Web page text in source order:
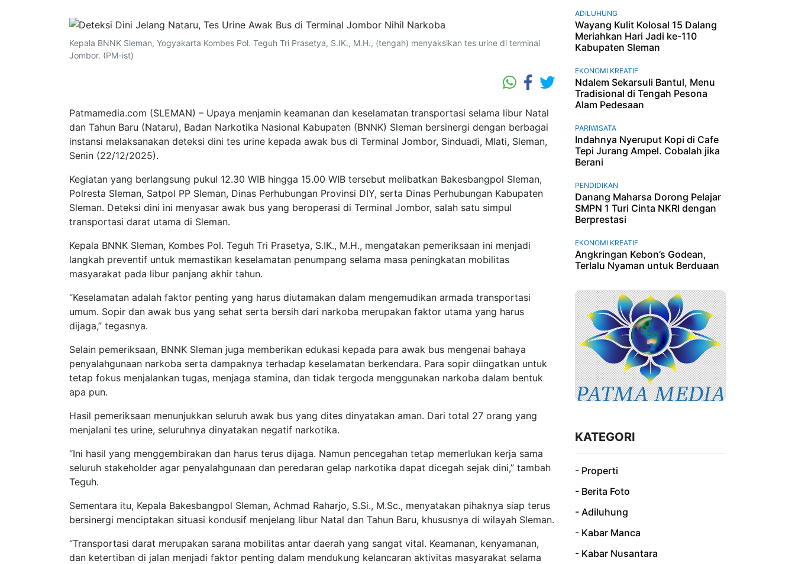
Kepala BNNK Sleman, Yogyakarta Kombes Pol. Teguh Tri Prasetya, S.IK., M.H., (tengah) menyaksikan tes urine di terminal
Jombor. (PM-ist)
Patmamedia.com (SLEMAN) – Upaya menjamin keamanan dan keselamatan transportasi selama libur Natal
dan Tahun Baru (Nataru), Badan Narkotika Nasional Kabupaten (BNNK) Sleman bersinergi dengan berbagai
instansi melaksanakan deteksi dini tes urine kepada awak bus di Terminal Jombor, Sinduadi, Mlati, Sleman,
Senin (22/12/2025).
Kegiatan yang berlangsung pukul 12.30 WIB hingga 15.00 WIB tersebut melibatkan Bakesbangpol Sleman,
Polresta Sleman, Satpol PP Sleman, Dinas Perhubungan Provinsi DIY, serta Dinas Perhubungan Kabupaten
Sleman. Deteksi dini ini menyasar awak bus yang beroperasi di Terminal Jombor, salah satu simpul
transportasi darat utama di Sleman.
Kepala BNNK Sleman, Kombes Pol. Teguh Tri Prasetya, S.IK., M.H., mengatakan pemeriksaan ini menjadi
langkah preventif untuk memastikan keselamatan penumpang selama masa peningkatan mobilitas
masyarakat pada libur panjang akhir tahun.
“Keselamatan adalah faktor penting yang harus diutamakan dalam mengemudikan armada transportasi
umum. Sopir dan awak bus yang sehat serta bersih dari narkoba merupakan faktor utama yang harus
dijaga,” tegasnya.
Selain pemeriksaan, BNNK Sleman juga memberikan edukasi kepada para awak bus mengenai bahaya
penyalahgunaan narkoba serta dampaknya terhadap keselamatan berkendara. Para sopir diingatkan untuk
tetap fokus menjalankan tugas, menjaga stamina, dan tidak tergoda menggunakan narkoba dalam bentuk
apa pun.
Hasil pemeriksaan menunjukkan seluruh awak bus yang dites dinyatakan aman. Dari total 27 orang yang
menjalani tes urine, seluruhnya dinyatakan negatif narkotika.
“Ini hasil yang menggembirakan dan harus terus dijaga. Namun pencegahan tetap memerlukan kerja sama
seluruh stakeholder agar penyalahgunaan dan peredaran gelap narkotika dapat dicegah sejak dini,” tambah
Teguh.
Sementara itu, Kepala Bakesbangpol Sleman, Achmad Raharjo, S.Si., M.Sc., menyatakan pihaknya siap terus
bersinergi menciptakan situasi kondusif menjelang libur Natal dan Tahun Baru, khususnya di wilayah Sleman.
“Transportasi darat merupakan sarana mobilitas antar daerah yang sangat vital. Keamanan, kenyamanan,
dan ketertiban di jalan menjadi faktor penting dalam mendukung kelancaran aktivitas masyarakat selama
ADILUHUNG
Wayang Kulit Kolosal 15 Dalang
Meriahkan Hari Jadi ke-110
Kabupaten Sleman
EKONOMI KREATIF
Ndalem Sekarsuli Bantul, Menu
Tradisional di Tengah Pesona
Alam Pedesaan
PARIWISATA
Indahnya Nyeruput Kopi di Cafe
Tepi Jurang Ampel. Cobalah jika
Berani
PENDIDIKAN
Danang Maharsa Dorong Pelajar
SMPN 1 Turi Cinta NKRI dengan
Berprestasi
EKONOMI KREATIF
Angkringan Kebon’s Godean,
Terlalu Nyaman untuk Berduaan
KATEGORI
- Properti
- Berita Foto
- Adiluhung
- Kabar Manca
- Kabar Nusantara